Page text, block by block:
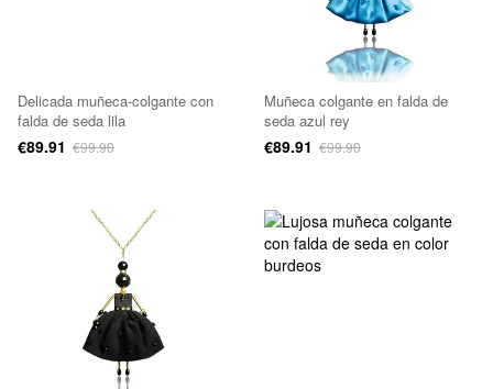
Delicada muñeca-colgante con
falda de seda lila
€89.91 €99.90
Muñeca colgante en falda de
seda azul rey
€89.91 €99.90